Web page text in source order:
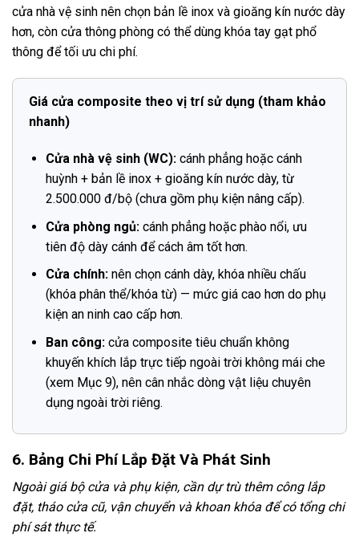
cửa nhà vệ sinh nên chọn bản lề inox và gioăng kín nước dày
hơn, còn cửa thông phòng có thể dùng khóa tay gạt phổ
thông để tối ưu chi phí.
Giá cửa composite theo vị trí sử dụng (tham khảo
nhanh)
Cửa nhà vệ sinh (WC):cánh phẳng hoặc cánh
huỳnh + bản lề inox + gioăng kín nước dày, từ
2.500.000 đ/bộ (chưa gồm phụ kiện nâng cấp).
Cửa phòng ngủ:cánh phẳng hoặc phào nổi, ưu
tiên độ dày cánh để cách âm tốt hơn.
Cửa chính:nên chọn cánh dày, khóa nhiều chấu
(khóa phân thể/khóa từ) — mức giá cao hơn do phụ
kiện an ninh cao cấp hơn.
Ban công:cửa composite tiêu chuẩn không
khuyến khích lắp trực tiếp ngoài trời không mái che
(xem Mục 9), nên cân nhắc dòng vật liệu chuyên
dụng ngoài trời riêng.
6. Bảng Chi Phí Lắp Đặt Và Phát Sinh
Ngoài giá bộ cửa và phụ kiện, cần dự trù thêm công lắp
đặt, tháo cửa cũ, vận chuyển và khoan khóa để có tổng chi
phí sát thực tế.